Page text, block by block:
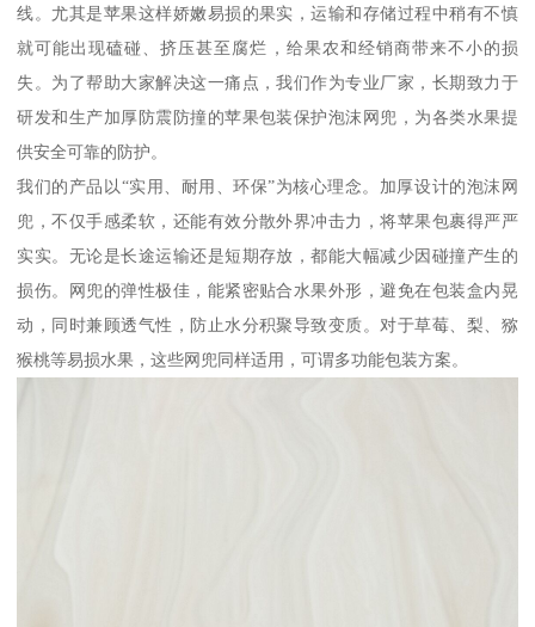
线。尤其是苹果这样娇嫩易损的果实，运输和存储过程中稍有不慎
就可能出现磕碰、挤压甚至腐烂，给果农和经销商带来不小的损
失。为了帮助大家解决这一痛点，我们作为专业厂家，长期致力于
研发和生产加厚防震防撞的苹果包装保护泡沫网兜，为各类水果提
供安全可靠的防护。
我们的产品以“实用、耐用、环保”为核心理念。加厚设计的泡沫网
兜，不仅手感柔软，还能有效分散外界冲击力，将苹果包裹得严严
实实。无论是长途运输还是短期存放，都能大幅减少因碰撞产生的
损伤。网兜的弹性极佳，能紧密贴合水果外形，避免在包装盒内晃
动，同时兼顾透气性，防止水分积聚导致变质。对于草莓、梨、猕
猴桃等易损水果，这些网兜同样适用，可谓多功能包装方案。